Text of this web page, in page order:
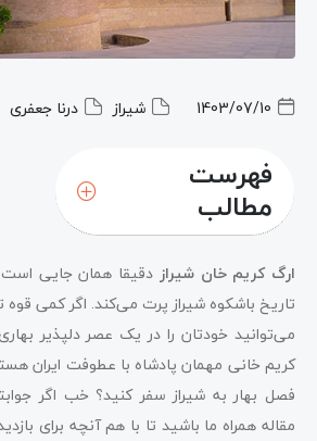
1403/07/10 شیراز درنا جعفری
فهرست
مطالب
ارگ کریم خان شیراز دقیقا همان جایی
تاریخ باشکوه شیراز پرت می‌کند. اگر کمی قوه
می‌توانید خودتان را در یک عصر دلپذیر
کریم خانی مهمان پادشاه با عطوفت ایران
فصل بهار به شیراز سفر کنید؟ خب اگر
مقاله همراه ما باشید تا با هم آنچه برای